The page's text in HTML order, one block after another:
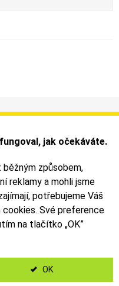
účet
jak očekáváte.
způsobem,
reklamy a mohli jsme
potřebujeme Váš
cookies. Své preference
na tlačítko „OK”
OK